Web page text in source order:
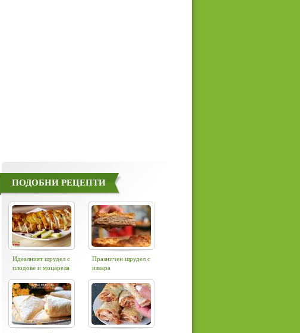
ПОДОБНИ РЕЦЕПТИ
Идеалният щрудел с
плодове и моцарела
Празничен щрудел с
извара